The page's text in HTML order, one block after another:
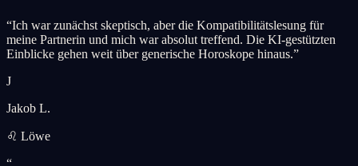
“Ich war zunächst skeptisch, aber die Kompatibilitätslesung für
meine Partnerin und mich war absolut treffend. Die KI-gestützten
Einblicke gehen weit über generische Horoskope hinaus.”
J
Jakob L.
♌ Löwe
“